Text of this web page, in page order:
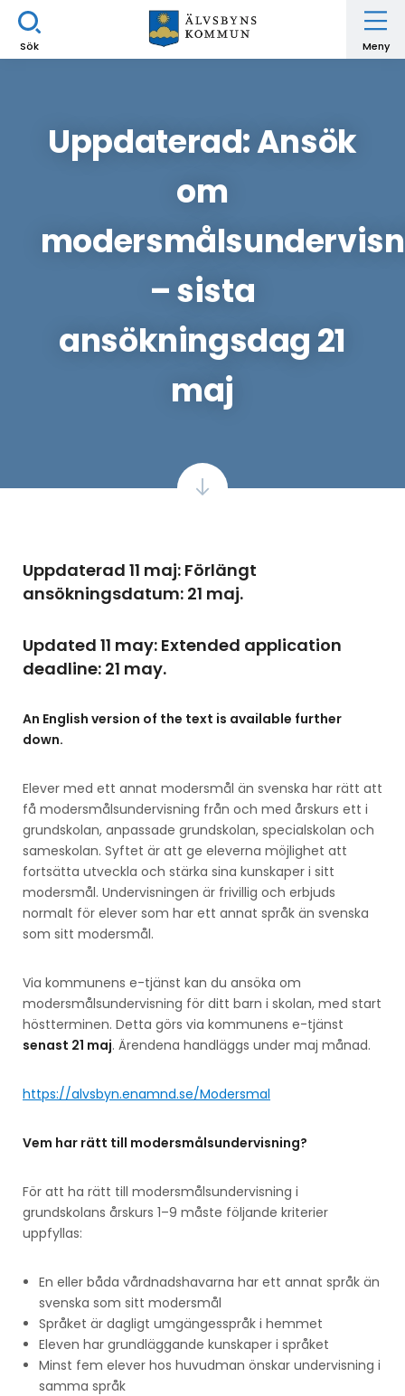
Sök Meny
Uppdaterad: Ansök
om
– sista
ansökningsdag 21
maj
Uppdaterad 11 maj: Förlängt
ansökningsdatum: 21 maj.
Updated 11 may: Extended application
deadline: 21 may.
An English version of the text is available further
down.
Elever med ett annat modersmål än svenska har rätt att
få modersmålsundervisning från och med årskurs ett i
grundskolan, anpassade grundskolan, specialskolan och
sameskolan. Syftet är att ge eleverna möjlighet att
fortsätta utveckla och stärka sina kunskaper i sitt
modersmål. Undervisningen är frivillig och erbjuds
normalt för elever som har ett annat språk än svenska
som sitt modersmål.
Via kommunens e-tjänst kan du ansöka om
modersmålsundervisning för ditt barn i skolan, med start
höstterminen. Detta görs via kommunens e-tjänst
senast 21 maj. Ärendena handläggs under maj månad.
https://alvsbyn.enamnd.se/Modersmal
Vem har rätt till modersmålsundervisning?
För att ha rätt till modersmålsundervisning i
grundskolans årskurs 1–9 måste följande kriterier
uppfyllas:
En eller båda vårdnadshavarna har ett annat språk än
svenska som sitt modersmål
Språket är dagligt umgängesspråk i hemmet
Eleven har grundläggande kunskaper i språket
Minst fem elever hos huvudman önskar undervisning i
samma språk